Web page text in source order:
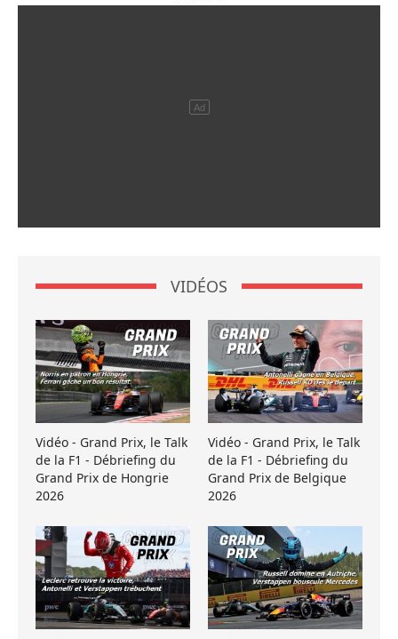
VIDÉOS
Vidéo - Grand Prix, le Talk
de la F1 - Débriefing du
Grand Prix de Hongrie
2026
Vidéo - Grand Prix, le Talk
de la F1 - Débriefing du
Grand Prix de Belgique
2026